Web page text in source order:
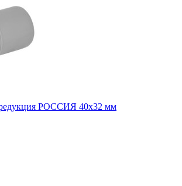
РОССИЯ 40х32 мм